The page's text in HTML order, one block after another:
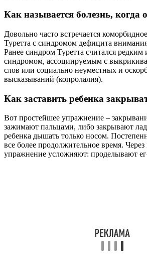
Как называется болезнь, когда
Довольно часто встречается
Туретта с синдромом дефицита
Ранее синдром Туретта считался
синдромом, ассоциируемым с
слов или социально неуместных и
высказываний (копролалия).
Как заставить ребенка
Вот простейшее упражнение –
зажимают пальцами, либо закрывают
ребенка дышать только носом.
все более продолжительное время. Через
упражнение усложняют: проделывают